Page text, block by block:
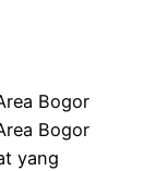
Bogor
Bogor
yang